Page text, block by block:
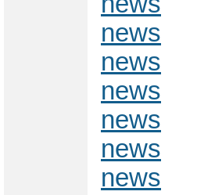
news
news
news
news
news
news